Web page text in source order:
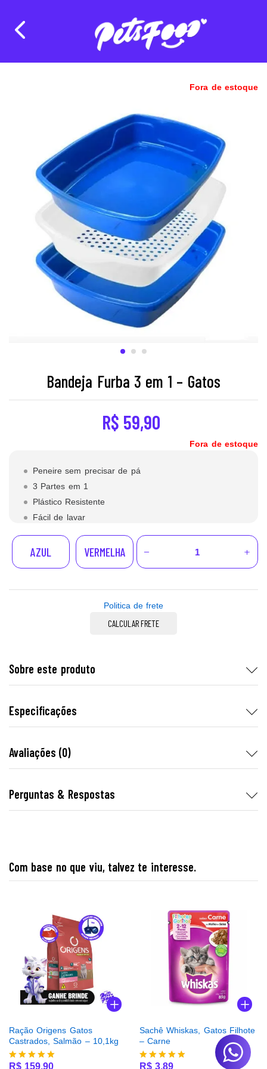
Fora de estoque
Bandeja Furba 3 em 1 – Gatos
R$ 59,90
Fora de estoque
Peneire sem precisar de pá
3 Partes em 1
Plástico Resistente
Fácil de lavar
AZUL VERMELHA
Politica de frete
CALCULAR FRETE
Sobre este produto
Especificações
Avaliações (0)
Perguntas & Respostas
Com base no que viu, talvez te interesse.
Ração Origens Gatos
Castrados, Salmão – 10,1kg
R$ 159,90
Sachê Whiskas, Gatos Filhote
– Carne
R$ 3,89